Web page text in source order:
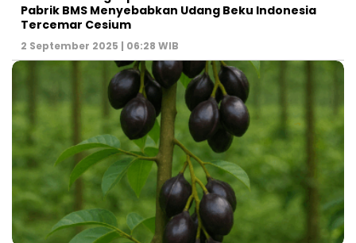
Pabrik BMS Menyebabkan Udang Beku Indonesia
Tercemar Cesium
2 September 2025 | 06:28 WIB